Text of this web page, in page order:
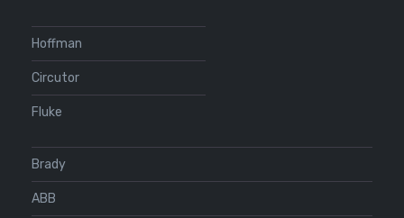
Hoffman
Circutor
Fluke
Brady
ABB